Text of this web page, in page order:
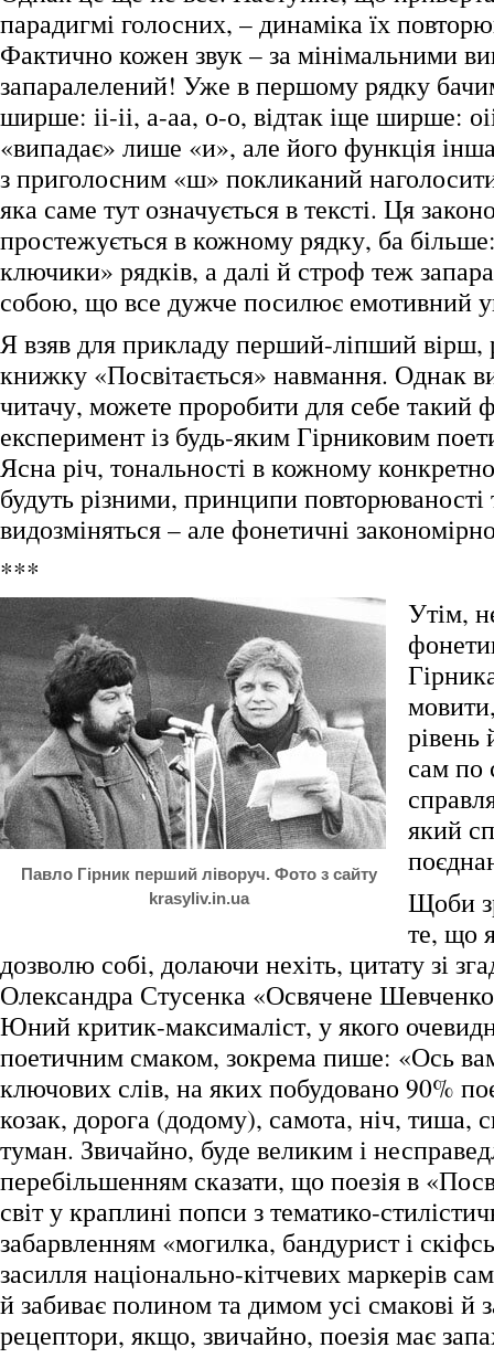
парадигмі голосних, – динаміка їх
Фактично кожен звук – за мінімальними
запаралелений! Уже в першому рядку
ширше: іі-іі, а-аа, о-о, відтак іще ширше:
«випадає» лише «и», але його функція
з приголосним «ш» покликаний
яка саме тут означується в тексті. Ця
простежується в кожному рядку, ба
ключики» рядків, а далі й строф теж
собою, що все дужче посилює емотивний
Я взяв для прикладу перший-ліпший вірш,
книжку «Посвітається» навмання. Однак
читачу, можете проробити для себе такий
експеримент із будь-яким Гірниковим
Ясна річ, тональності в кожному
будуть різними, принципи повторюваності
видозміняться – але фонетичні
***
Павло Гірник перший ліворуч. Фото з сайту
krasyliv.in.ua
Утім,
рівень
сам по
який
Щоби
те, що
дозволю собі, долаючи нехіть, цитату зі
Олександра Стусенка «Освячене
Юний критик-максималіст, у якого
поетичним смаком, зокрема пише: «Ось
ключових слів, на яких побудовано 90%
козак, дорога (додому), самота, ніч, тиша,
туман. Звичайно, буде великим і
перебільшенням сказати, що поезія в
світ у краплині попси з тематико-
забарвленням «могилка, бандурист і
засилля національно-кітчевих маркерів
й забиває полином та димом усі смакові й
рецептори, якщо, звичайно, поезія має